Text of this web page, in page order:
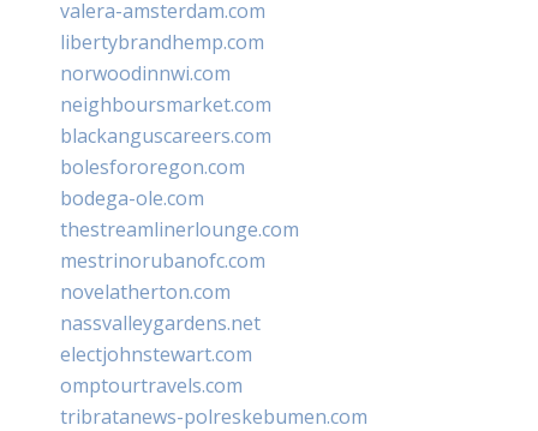
valera-amsterdam.com
libertybrandhemp.com
norwoodinnwi.com
neighboursmarket.com
blackanguscareers.com
bolesfororegon.com
bodega-ole.com
thestreamlinerlounge.com
mestrinorubanofc.com
novelatherton.com
nassvalleygardens.net
electjohnstewart.com
omptourtravels.com
tribratanews-polreskebumen.com